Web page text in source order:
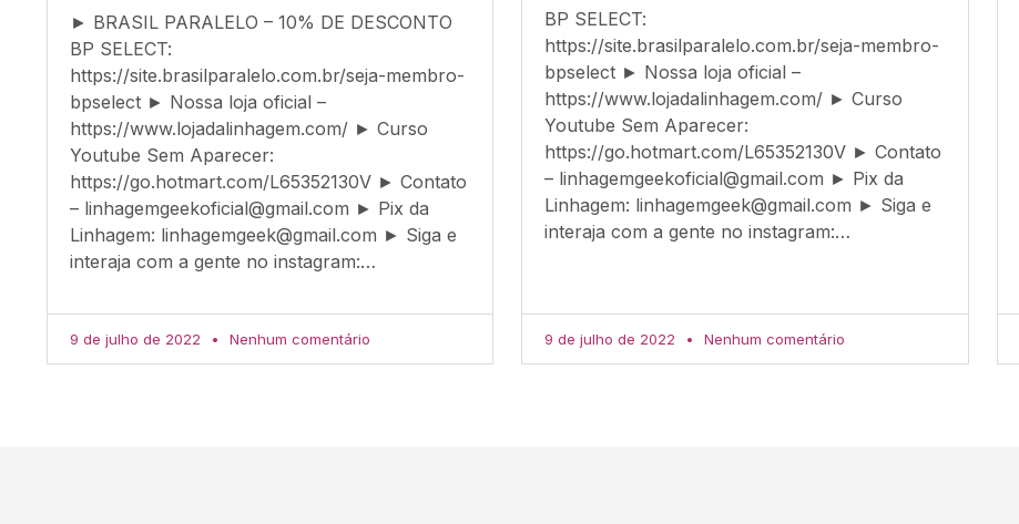
► BRASIL PARALELO – 10% DE DESCONTO
BP SELECT:
https://site.brasilparalelo.com.br/seja-membro-
bpselect ► Nossa loja oficial –
https://www.lojadalinhagem.com/ ► Curso
Youtube Sem Aparecer:
https://go.hotmart.com/L65352130V ► Contato
– linhagemgeekoficial@gmail.com ► Pix da
Linhagem: linhagemgeek@gmail.com ► Siga e
interaja com a gente no instagram:…
9 de julho de 2022 Nenhum comentário
BP SELECT:
https://site.brasilparalelo.com.br/seja-membro-
bpselect ► Nossa loja oficial –
https://www.lojadalinhagem.com/ ► Curso
Youtube Sem Aparecer:
https://go.hotmart.com/L65352130V ► Contato
– linhagemgeekoficial@gmail.com ► Pix da
Linhagem: linhagemgeek@gmail.com ► Siga e
interaja com a gente no instagram:…
9 de julho de 2022 Nenhum comentário